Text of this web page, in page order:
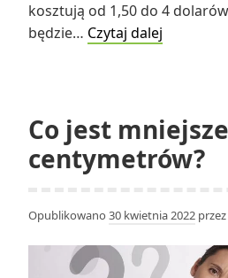
kosztują od 1,50 do 4
będzie… Czytaj dalej
kosztują
tak
dużo?
Co jest
centymetrów?
Opublikowano 30 kwietnia 2022 przez